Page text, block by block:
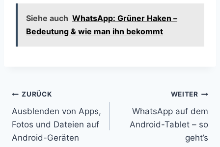
Siehe auch WhatsApp: Grüner Haken –
Bedeutung & wie man ihn bekommt
Beitragsnavigation
ZURÜCK
Ausblenden von Apps,
Fotos und Dateien auf
Android-Geräten
WEITER
WhatsApp auf dem
Android-Tablet – so
geht’s